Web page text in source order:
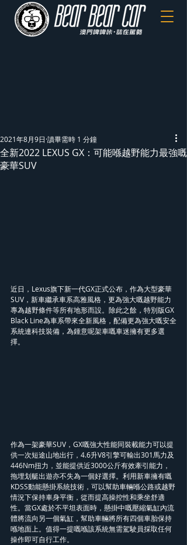
全新2022 LEXUS GX：可能喺越野能力最強嘅
豪華SUV
2021年8月9日 讀畢需時 1 分鐘
近日，Lexus旗下新一代GX正式公布，作為大型豪華
SUV，新車繼承車系高雅風格，更為強大嘅越野能力
專為越野條件等所有地形而設。除此之餘，特別版GX
Black Line為車系帶來全新風格，配備更為強大嘅安全
系統連科技裝備，為鍾意呢架車嘅車迷擁有更多選
擇。
作為一架豪華SUV，GX嘅強大性能同裝載能力可以提
供一次短途山地出行，4.6升V8引擎可輸出301馬力及
446Nm扭力，並能提供近3000公斤有效牽引能力，
拖埋划艇出遊亦不失為一個好選擇。利用新車擁有嘅
KDSS動能懸掛系統技術，可以幫助車輛喺公路或越野
情況下保持車身平衡，從而提高操控性和乘坐舒適
性。當GX處於不平坦表面時，懸掛中嘅壓縮氣缸內流
體將流向另一個氣缸，幫助車輛將所有四個車胎保持
喺地面上。值得一提嘅喺該系統無需駕駛員採取任何
操作即可自行工作。